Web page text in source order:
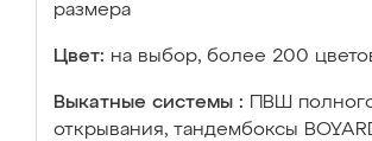
размера
Цвет: на выбор, более 200
Выкатные системы :
ПВШ
открывания, тандембоксы